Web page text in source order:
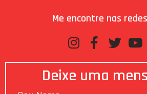
Me encontre nas
Deixe uma